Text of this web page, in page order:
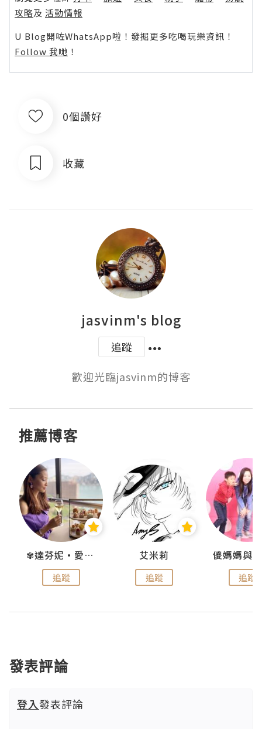
攻略及 活動情報
U Blog開咗WhatsApp啦！發掘更多吃喝玩樂資訊！
Follow 我哋 ！
0個讚好
收藏
jasvinm's blog
追蹤
歡迎光臨jasvinm的博客
推薦博客
✾達芬妮•愛孩子•愛生活✾
追蹤
艾米莉
追蹤 追蹤
發表評論
登入發表評論